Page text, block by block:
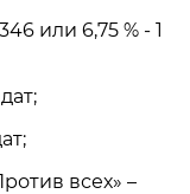
или 6,75 % - 1
всех» –